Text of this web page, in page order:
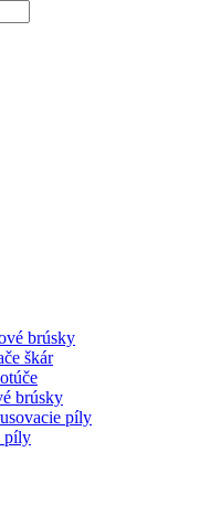
brúsky
škár
brúsky
píly
píly